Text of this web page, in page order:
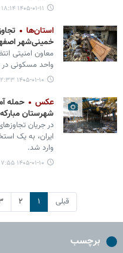
۱۴۰۵-۰۱-۱۱ ۱۸:۱۴
استان‌ها
خمینی‌شهر
معاون امنیتی
واحد مسکونی در
۱۴۰۵-۰۱-۱۰ ۲۲:۳۳
عکس
حمله
شهرستان مبارکه
در جریان
ایران، به یک
وارد شد.
۱۴۰۵-۰۱-۱۰ ۱۷:۵۵
قبلی ۱ ۲
برچسب